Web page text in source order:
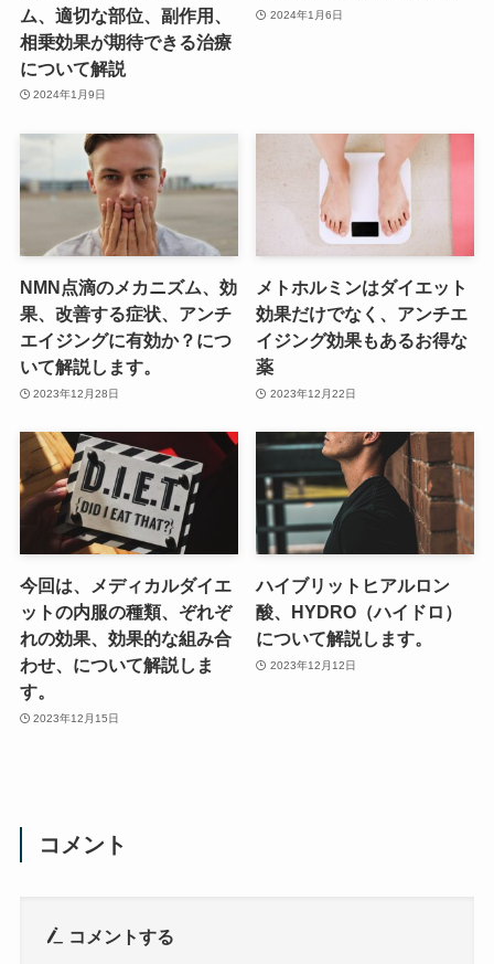
ム、適切な部位、副作用、
相乗効果が期待できる治療
について解説
2024年1月9日
2024年1月6日
NMN点滴のメカニズム、効
果、改善する症状、アンチ
エイジングに有効か？につ
いて解説します。
2023年12月28日
メトホルミンはダイエット
効果だけでなく、アンチエ
イジング効果もあるお得な
薬
2023年12月22日
今回は、メディカルダイエ
ットの内服の種類、ぞれぞ
れの効果、効果的な組み合
わせ、について解説しま
す。
2023年12月15日
ハイブリットヒアルロン
酸、HYDRO（ハイドロ）
について解説します。
2023年12月12日
コメント
コメントする